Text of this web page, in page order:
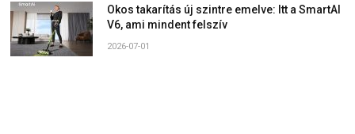
Okos takarítás új szintre emelve: Itt a SmartAI
V6, ami mindent felszív
2026-07-01